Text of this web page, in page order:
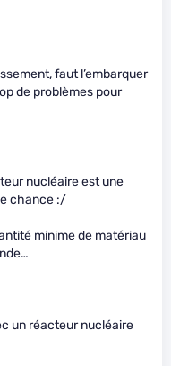
faut l’embarquer
de problèmes pour
nucléaire est une
chance :/
minime de matériau
un réacteur nucléaire